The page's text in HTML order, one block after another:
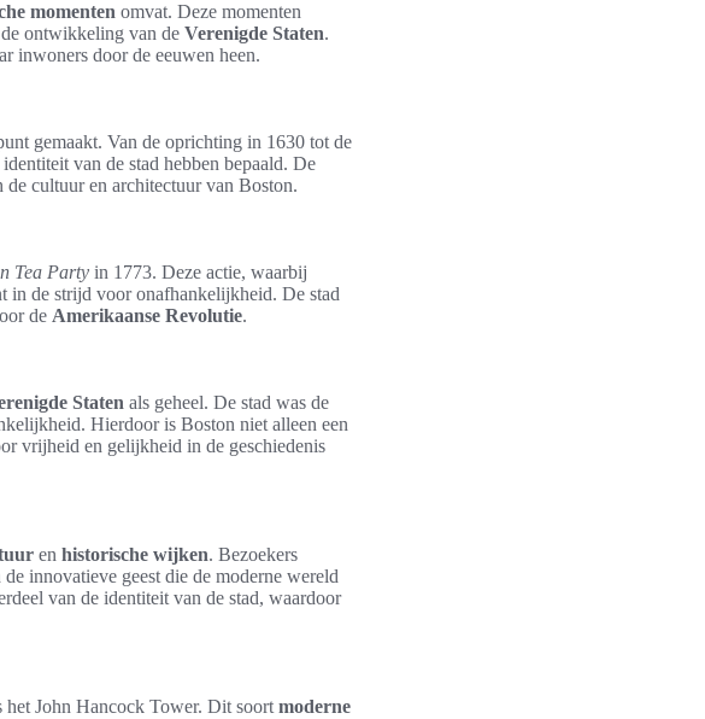
momenten omvat. Deze momenten
ontwikkeling van de Verenigde Staten.
inwoners door de eeuwen heen.
gemaakt. Van de oprichting in 1630 tot de
van de stad hebben bepaald. De
de cultuur en architectuur van Boston.
Tea Party in 1773. Deze actie, waarbij
in de strijd voor onafhankelijkheid. De stad
de Amerikaanse Revolutie.
Staten als geheel. De stad was de
Hierdoor is Boston niet alleen een
vrijheid en gelijkheid in de geschiedenis
en historische wijken. Bezoekers
innovatieve geest die de moderne wereld
van de identiteit van de stad, waardoor
John Hancock Tower. Dit soort moderne